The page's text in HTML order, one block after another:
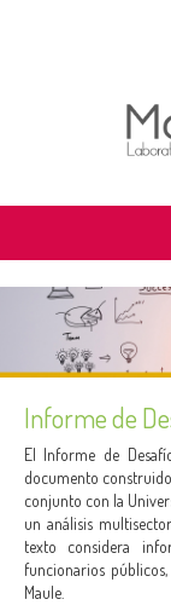
SOBRE MAULELAB
DESAFÍOS
SABER MÁS
NOTICIAS
CALENDARIO
Informe de
El Informe de
documento
conjunto con la
un análisis
texto considera
funcionarios
Maule.